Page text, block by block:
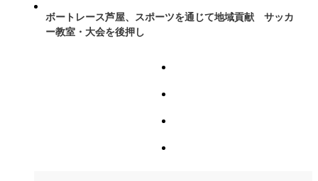
ボートレース芦屋、スポーツを通じて地域貢献 サッカ
ー教室・大会を後押し